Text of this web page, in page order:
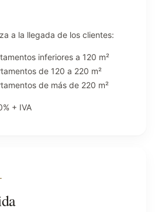
a la llegada de los clientes:
inferiores a 120 m²
de 120 a 220 m²
de más de 220 m²
+ IVA